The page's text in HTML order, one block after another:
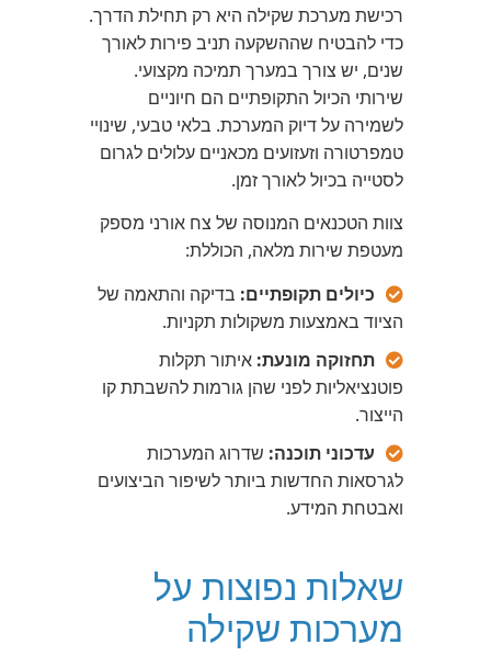
רכישת מערכת שקילה היא רק תחילת הדרך.
כדי להבטיח שההשקעה תניב פירות לאורך
שנים, יש צורך במערך תמיכה מקצועי.
שירותי הכיול התקופתיים הם חיוניים
לשמירה על דיוק המערכת. בלאי טבעי, שינויי
טמפרטורה וזעזועים מכאניים עלולים לגרום
לסטייה בכיול לאורך זמן.
צוות הטכנאים המנוסה של צח אורני מספק
מעטפת שירות מלאה, הכוללת:
כיולים תקופתיים: בדיקה והתאמה של
הציוד באמצעות משקולות תקניות.
תחזוקה מונעת: איתור תקלות
פוטנציאליות לפני שהן גורמות להשבתת קו
הייצור.
עדכוני תוכנה: שדרוג המערכות
לגרסאות החדשות ביותר לשיפור הביצועים
ואבטחת המידע.
שאלות נפוצות על
מערכות שקילה